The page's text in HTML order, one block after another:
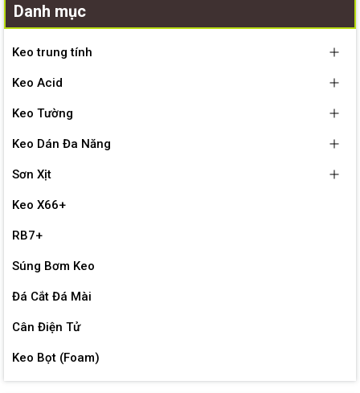
Danh mục
Keo trung tính
Keo Acid
Keo Tường
Keo Dán Đa Năng
Sơn Xịt
Keo X66+
RB7+
Súng Bơm Keo
Đá Cắt Đá Mài
Cân Điện Tử
Keo Bọt (Foam)